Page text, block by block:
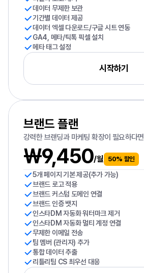
데이터 무제한 보관
기간별 데이터 제공
데이터 엑셀 다운로드/구글 시트 연동
GA4, 메타/틱톡 픽셀 설치
메타 태그 설정
시작하기
브랜드 플랜
강력한 브랜딩과 마케팅 확장이 필요하다면
₩9,450/월 50% 할인
5개 페이지 기본 제공(추가 가능)
브랜드 로고 적용
브랜드 커스텀 도메인 연결
브랜드 인증 뱃지
인스타DM 자동화 워터마크 제거
인스타DM 자동화 멀티 계정 연결
무제한 이메일 전송
팀 멤버 (관리자) 추가
통합 데이터 추출
리틀리팀 CS 최우선 대응